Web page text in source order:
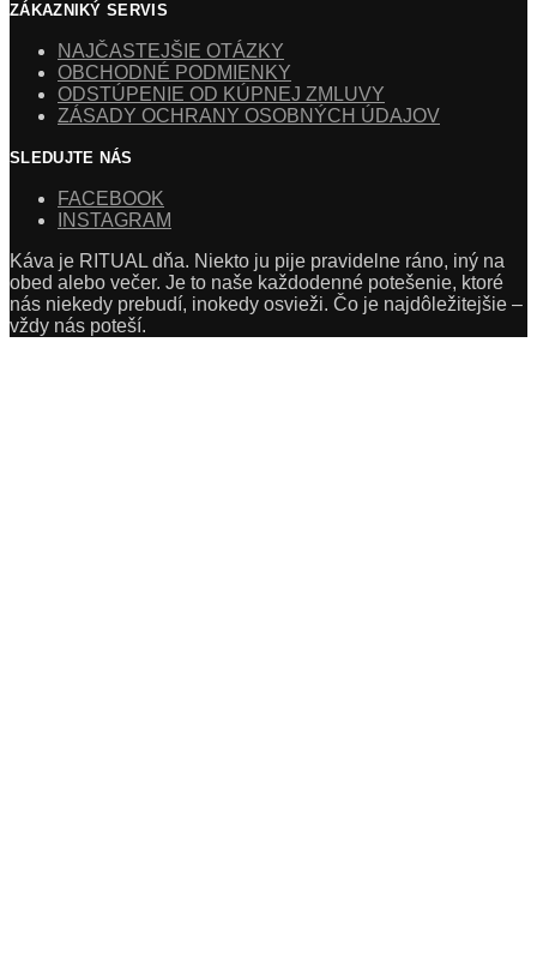
ZÁKAZNIKÝ SERVIS
NAJČASTEJŠIE OTÁZKY
OBCHODNÉ PODMIENKY
ODSTÚPENIE OD KÚPNEJ ZMLUVY
ZÁSADY OCHRANY OSOBNÝCH ÚDAJOV
SLEDUJTE NÁS
FACEBOOK
INSTAGRAM
Káva je RITUAL dňa. Niekto ju pije pravidelne ráno, iný na
obed alebo večer. Je to naše každodenné potešenie, ktoré
nás niekedy prebudí, inokedy osvieži. Čo je najdôležitejšie –
vždy nás poteší.